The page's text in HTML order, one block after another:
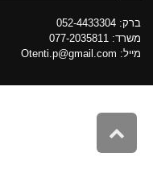
ברק: 052-4433304
משרד: 077-2035811
מייל: Otenti.p@gmail.com
לראש